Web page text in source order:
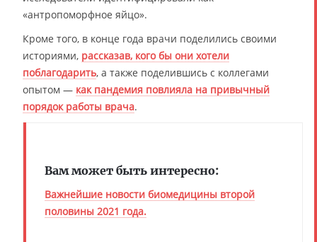
«антропоморфное яйцо».
Кроме того, в конце года врачи поделились своими
историями, рассказав, кого бы они хотели
поблагодарить, а также поделившись с коллегами
опытом — как пандемия повлияла на привычный
порядок работы врача.
Вам может быть интересно:
Важнейшие новости биомедицины второй
половины 2021 года.